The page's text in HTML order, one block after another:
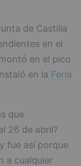
de Castilla
en el
en el pico
en la Feria
que
26 de abril?
fue así porque
a cualquier